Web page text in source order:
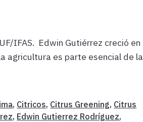
IFAS. Edwin Gutiérrez creció en
agricultura es parte esencial de la
, Citricos, Citrus Greening, Citrus
, Edwin Gutierrez Rodríguez,